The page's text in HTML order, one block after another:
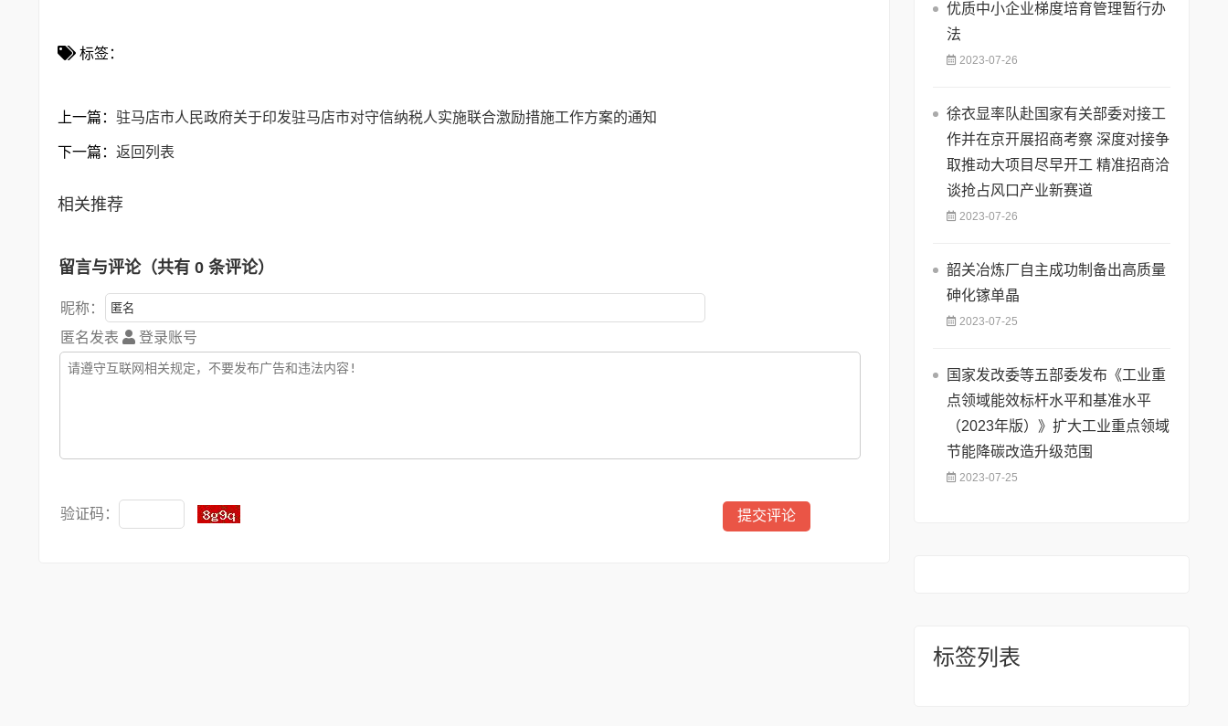
标签：
上一篇： 驻马店市人民政府关于印发驻马店市对守信纳税人实施联合激励措施工作方案的通知
下一篇： 返回列表
相关推荐
留言与评论（共有 0 条评论）
昵称：
匿名发表
登录账号
验证码：
优质中小企业梯度培育管理暂行办
法
2023-07-26
徐衣显率队赴国家有关部委对接工
作并在京开展招商考察 深度对接争
取推动大项目尽早开工 精准招商洽
谈抢占风口产业新赛道
2023-07-26
韶关冶炼厂自主成功制备出高质量
砷化镓单晶
2023-07-25
国家发改委等五部委发布《工业重
点领域能效标杆水平和基准水平
（2023年版）》扩大工业重点领域
节能降碳改造升级范围
2023-07-25
标签列表